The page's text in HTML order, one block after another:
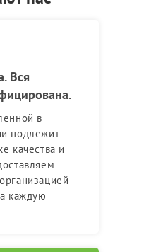
Вся
в
подлежит
качества и
каждую